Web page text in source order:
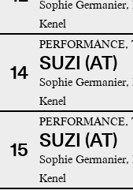
Sophie
Kenel
14 SUZI (AT)
Sophie
Kenel
15 SUZI (AT)
Sophie
Kenel